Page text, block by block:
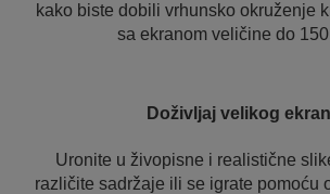
kako biste dobili vrhunsko okruženje
sa ekranom veličine do
Doživljaj velikog
Uronite u živopisne i realistične
različite sadržaje ili se igrate pomoću